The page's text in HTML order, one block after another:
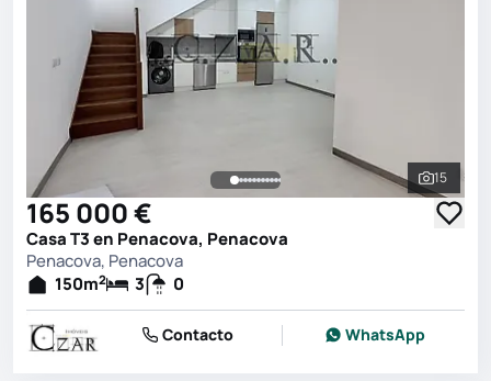
Ver
15
165 000 €
Casa T3 en Penacova, Penacova
Penacova, Penacova
150m2 3 0
Contacto WhatsApp